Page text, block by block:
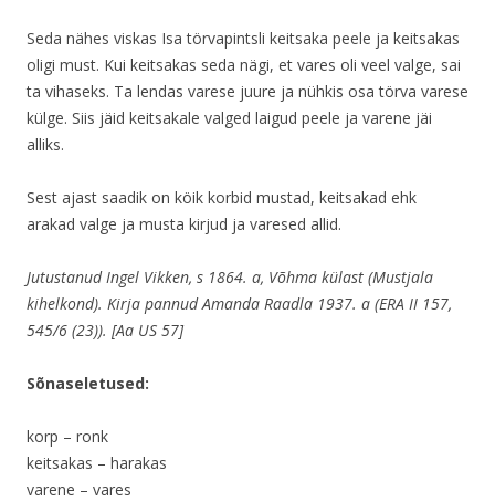
Seda nähes viskas Isa törvapintsli keitsaka peele ja keitsakas
oligi must. Kui keitsakas seda nägi, et vares oli veel valge, sai
ta vihaseks. Ta lendas varese juure ja nühkis osa törva varese
külge. Siis jäid keitsakale valged laigud peele ja varene jäi
alliks.
Sest ajast saadik on köik korbid mustad, keitsakad ehk
arakad valge ja musta kirjud ja varesed allid.
Jutustanud Ingel Vikken, s 1864. a, Võhma külast (Mustjala
kihelkond). Kirja pannud Amanda Raadla 1937. a (ERA II 157,
545/6 (23)). [Aa US 57]
Sõnaseletused:
korp – ronk
keitsakas – harakas
varene – vares